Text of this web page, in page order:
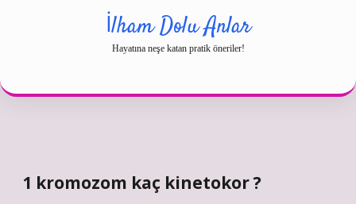
İlham Dolu Anlar
Hayatına neşe katan pratik öneriler!
1 kromozom kaç kinetokor ?